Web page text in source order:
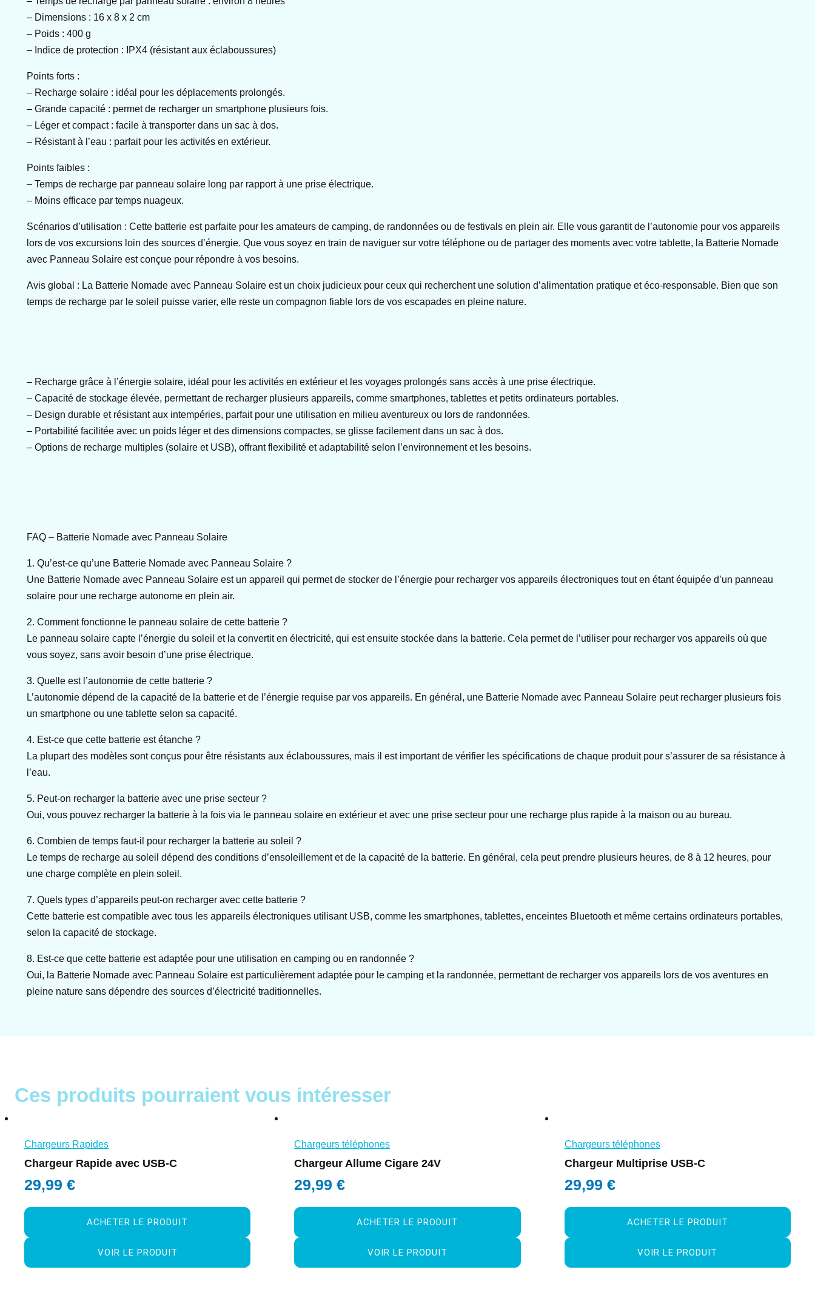
– Dimensions : 16 x 8 x 2 cm
– Poids : 400 g
– Indice de protection : IPX4 (résistant aux éclaboussures)
Points forts :
– Recharge solaire : idéal pour les déplacements prolongés.
– Grande capacité : permet de recharger un smartphone plusieurs fois.
– Léger et compact : facile à transporter dans un sac à dos.
– Résistant à l’eau : parfait pour les activités en extérieur.
Points faibles :
– Temps de recharge par panneau solaire long par rapport à une prise électrique.
– Moins efficace par temps nuageux.
Scénarios d’utilisation : Cette batterie est parfaite pour les amateurs de camping, de randonnées ou de festivals en plein air. Elle vous garantit de l’autonomie pour vos appareils
lors de vos excursions loin des sources d’énergie. Que vous soyez en train de naviguer sur votre téléphone ou de partager des moments avec votre tablette, la Batterie Nomade
avec Panneau Solaire est conçue pour répondre à vos besoins.
Avis global : La Batterie Nomade avec Panneau Solaire est un choix judicieux pour ceux qui recherchent une solution d’alimentation pratique et éco-responsable. Bien que son
temps de recharge par le soleil puisse varier, elle reste un compagnon fiable lors de vos escapades en pleine nature.
– Recharge grâce à l’énergie solaire, idéal pour les activités en extérieur et les voyages prolongés sans accès à une prise électrique.
– Capacité de stockage élevée, permettant de recharger plusieurs appareils, comme smartphones, tablettes et petits ordinateurs portables.
– Design durable et résistant aux intempéries, parfait pour une utilisation en milieu aventureux ou lors de randonnées.
– Portabilité facilitée avec un poids léger et des dimensions compactes, se glisse facilement dans un sac à dos.
– Options de recharge multiples (solaire et USB), offrant flexibilité et adaptabilité selon l’environnement et les besoins.
FAQ – Batterie Nomade avec Panneau Solaire
1. Qu’est-ce qu’une Batterie Nomade avec Panneau Solaire ?
Une Batterie Nomade avec Panneau Solaire est un appareil qui permet de stocker de l’énergie pour recharger vos appareils électroniques tout en étant équipée d’un panneau
solaire pour une recharge autonome en plein air.
2. Comment fonctionne le panneau solaire de cette batterie ?
Le panneau solaire capte l’énergie du soleil et la convertit en électricité, qui est ensuite stockée dans la batterie. Cela permet de l’utiliser pour recharger vos appareils où que
vous soyez, sans avoir besoin d’une prise électrique.
3. Quelle est l’autonomie de cette batterie ?
L’autonomie dépend de la capacité de la batterie et de l’énergie requise par vos appareils. En général, une Batterie Nomade avec Panneau Solaire peut recharger plusieurs fois
un smartphone ou une tablette selon sa capacité.
4. Est-ce que cette batterie est étanche ?
La plupart des modèles sont conçus pour être résistants aux éclaboussures, mais il est important de vérifier les spécifications de chaque produit pour s’assurer de sa résistance à
l’eau.
5. Peut-on recharger la batterie avec une prise secteur ?
Oui, vous pouvez recharger la batterie à la fois via le panneau solaire en extérieur et avec une prise secteur pour une recharge plus rapide à la maison ou au bureau.
6. Combien de temps faut-il pour recharger la batterie au soleil ?
Le temps de recharge au soleil dépend des conditions d’ensoleillement et de la capacité de la batterie. En général, cela peut prendre plusieurs heures, de 8 à 12 heures, pour
une charge complète en plein soleil.
7. Quels types d’appareils peut-on recharger avec cette batterie ?
Cette batterie est compatible avec tous les appareils électroniques utilisant USB, comme les smartphones, tablettes, enceintes Bluetooth et même certains ordinateurs portables,
selon la capacité de stockage.
8. Est-ce que cette batterie est adaptée pour une utilisation en camping ou en randonnée ?
Oui, la Batterie Nomade avec Panneau Solaire est particulièrement adaptée pour le camping et la randonnée, permettant de recharger vos appareils lors de vos aventures en
pleine nature sans dépendre des sources d’électricité traditionnelles.
Ces produits pourraient vous intéresser
Chargeurs Rapides
Chargeur Rapide avec USB-C
29,99 €
ACHETER LE PRODUIT
VOIR LE PRODUIT
Chargeurs téléphones
Chargeur Allume Cigare 24V
29,99€
ACHETER LE PRODUIT
VOIR LE PRODUIT
Chargeurs téléphones
Chargeur Multiprise USB-C
29,99 €
ACHETER LE PRODUIT
VOIR LE PRODUIT